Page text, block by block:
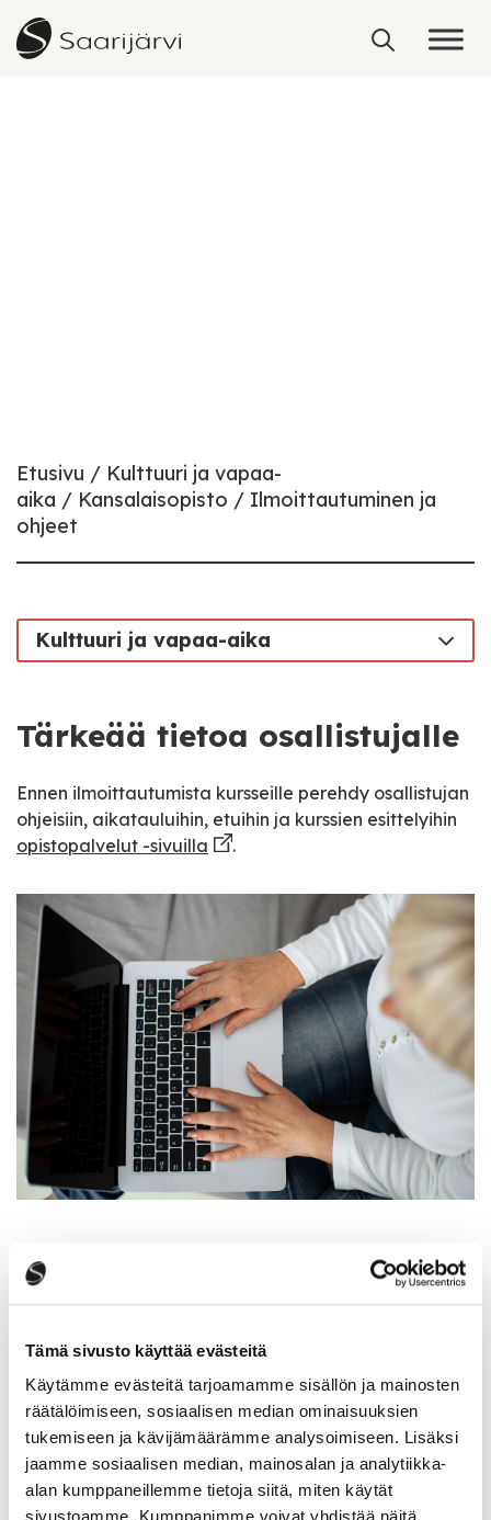
Tämä sivusto käyttää evästeitä
Käytämme evästeitä tarjoamamme sisällön ja mainosten
räätälöimiseen, sosiaalisen median ominaisuuksien
tukemiseen ja kävijämäärämme analysoimiseen. Lisäksi
jaamme sosiaalisen median, mainosalan ja analytiikka-
alan kumppaneillemme tietoja siitä, miten käytät
Skip to content
Etusivu
Kulttuuri ja vapaa-
aika
Kansalaisopisto
Ilmoittautuminen ja
ohjeet
Kulttuuri ja vapaa-aika
Tärkeää tietoa osallistujalle
Ennen ilmoittautumista kursseille perehdy osallistujan
ohjeisiin, aikatauluihin, etuihin ja kurssien esittelyihin
opistopalvelut -sivuilla
.
Ajankohtaista
lukuvuoden 2026–2027 kursseille alkaa
10.8.2026
Kansalaisopisto 5.8.2026
Saarijärven kansalaisopiston